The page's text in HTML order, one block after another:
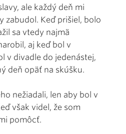
ale každý deň mi
zabudol. Keď prišiel, bolo
sa vtedy najmä
aj keď bol v
v divadle do jedenástej,
deň opäť na skúšku.
nežiadali, len aby bol v
však videl, že som
pomôcť.